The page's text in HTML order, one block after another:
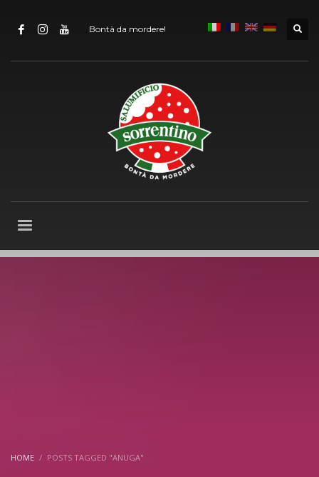
Bontà da mordere!
HOME POSTS TAGGED "ANUGA"